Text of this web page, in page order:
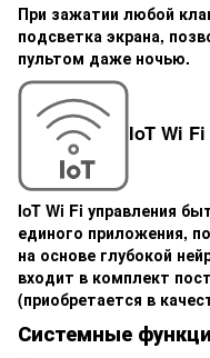
При зажатии любой
подсветка экрана,
пультом даже ночью.
IoT Wi
IoT Wi Fi управления
единого приложения,
на основе глубокой
входит в комплект
(приобретается в
Системные